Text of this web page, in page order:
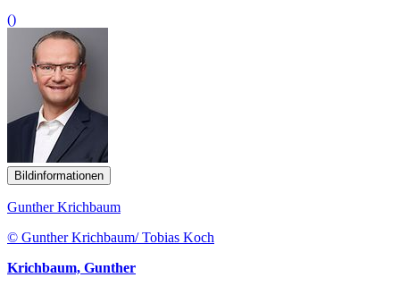
()
Bildinformationen
Gunther Krichbaum
© Gunther Krichbaum/ Tobias Koch
Krichbaum, Gunther